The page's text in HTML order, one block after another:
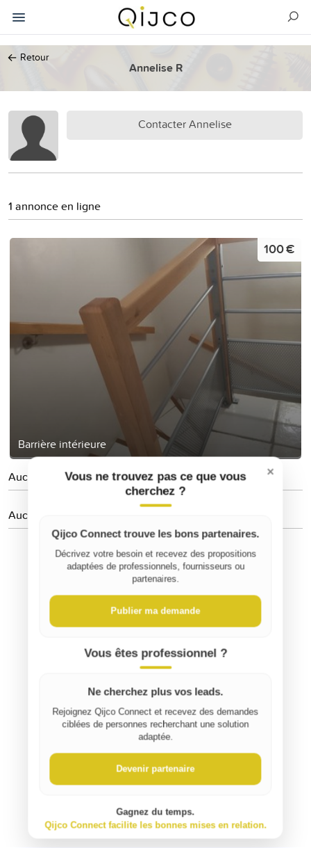
← Retour
Annelise R
Contacter Annelise
1 annonce en ligne
Barrière intérieure
100 €
Aucune personne suivie
Aucun avis
×
Vous ne trouvez pas ce que vous
cherchez ?
Qijco Connect trouve les bons partenaires.
Décrivez votre besoin et recevez des propositions
adaptées de professionnels, fournisseurs ou
partenaires.
Publier ma demande
Vous êtes professionnel ?
Ne cherchez plus vos leads.
Rejoignez Qijco Connect et recevez des demandes
ciblées de personnes recherchant une solution
adaptée.
Devenir partenaire
Gagnez du temps.
Qijco Connect facilite les bonnes mises en relation.